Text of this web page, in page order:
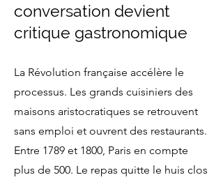
conversation devient
critique gastronomique
La Révolution française accélère le
processus. Les grands cuisiniers des
maisons aristocratiques se retrouvent
sans emploi et ouvrent des restaurants.
Entre 1789 et 1800, Paris en compte
plus de 500. Le repas quitte le huis clos